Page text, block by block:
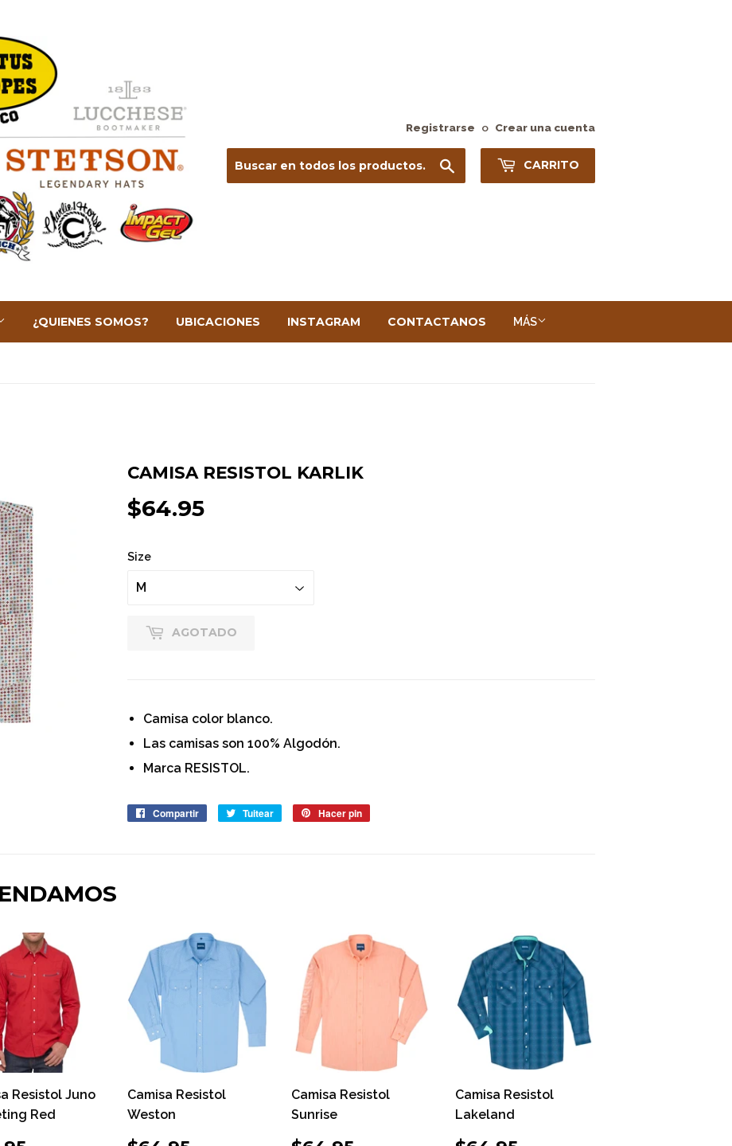
Registrarse o Crear una cuenta
Buscar CARRITO
¿QUIENES SOMOS? UBICACIONES INSTAGRAM CONTACTANOS MÁS
CAMISA RESISTOL KARLIK
$64.95
Size
AGOTADO
Camisa color blanco.
Las camisas son 100% Algodón.
Marca RESISTOL.
Compartir
CompartirTuitear
Tuitear Hacer pin
Resistol Juno
Red
Camisa Resistol
Weston
Camisa Resistol
Sunrise
Camisa Resistol
Lakeland